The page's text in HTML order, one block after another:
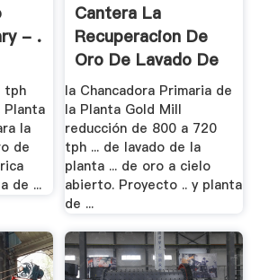
- .
tph
Planta
la
de
de ...
Cantera La
Recuperacion De
Oro De Lavado De
Plantas
la Chancadora Primaria de
la Planta Gold Mill
reducción de 800 a 720
tph ... de lavado de la
planta ... de oro a cielo
abierto. Proyecto .. y planta
de ...